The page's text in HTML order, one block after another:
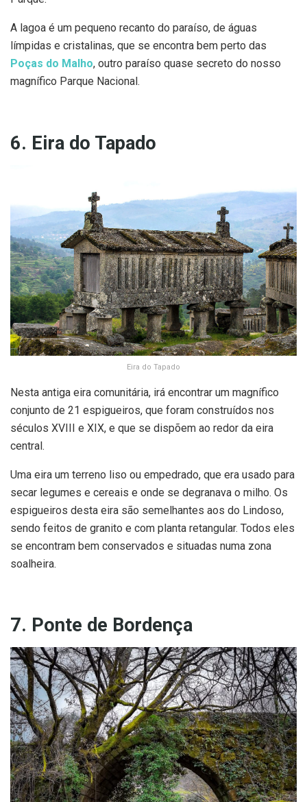
A lagoa é um pequeno recanto do paraíso, de águas
límpidas e cristalinas, que se encontra bem perto das
Poças do Malho, outro paraíso quase secreto do nosso
magnífico Parque Nacional.
6. Eira do Tapado
Eira do Tapado
Nesta antiga eira comunitária, irá encontrar um magnífico
conjunto de 21 espigueiros, que foram construídos nos
séculos XVIII e XIX, e que se dispõem ao redor da eira
central.
Uma eira um terreno liso ou empedrado, que era usado para
secar legumes e cereais e onde se degranava o milho. Os
espigueiros desta eira são semelhantes aos do Lindoso,
sendo feitos de granito e com planta retangular. Todos eles
se encontram bem conservados e situadas numa zona
soalheira.
7. Ponte de Bordença